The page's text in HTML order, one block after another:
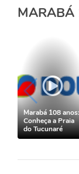
MARABÁ
Marabá 108 anos:
Conheça a Praia
do Tucunaré